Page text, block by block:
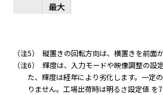
最大
画素
ピッ
チ
水平 0.562×
垂直
0.562（mm
）
水平
垂
0.494
）
（注5）
縦置きの回転方向は、横置きを前面
（注6）
輝度は、入力モードや映像調整の設
た、輝度は経年により劣化します。一定
りません。工場出荷時は明るさ設定値 を